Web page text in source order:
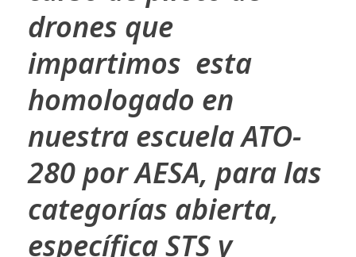
drones que
impartimos esta
homologado en
nuestra escuela ATO-
280 por AESA, para las
categorías abierta,
específica STS y